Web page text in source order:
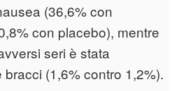
(36,6% con
con placebo), mentre
seri è stata
(1,6% contro 1,2%).